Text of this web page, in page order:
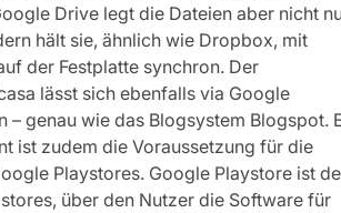
Drive legt die Dateien aber nicht
hält sie, ähnlich wie Dropbox, mit
der Festplatte synchron. Der
lässt sich ebenfalls via Google
– genau wie das Blogsystem Blogspot.
ist zudem die Voraussetzung für die
Playstores. Google Playstore ist
über den Nutzer die Software für